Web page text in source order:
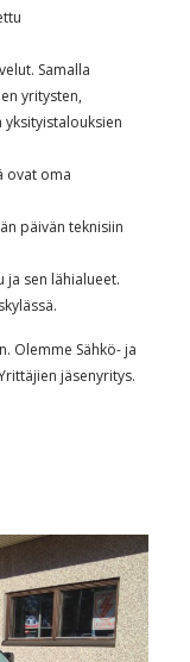
Samalla
yritysten,
ovat oma
päivän teknisiin
ja sen lähialueet.
Olemme Sähkö- ja
jäsenyritys.